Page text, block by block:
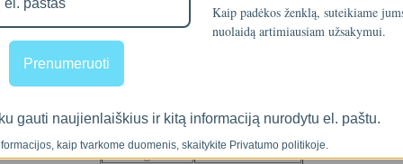
Aliuminis
88 - 99
Amoniakas
86 -92
Cianidas
Cinkas
94 - 97
98 - 99
Manganas
96 - 98
Prenumeruoti
Kaip padėkos ženklą, suteikiame
nuolaidą artimiausiam užsakymui.
gauti naujienlaiškius ir kitą informaciją nurodytu el. paštu.
kaip tvarkome duomenis, skaitykite Privatumo politikoje.